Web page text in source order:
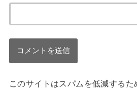
このサイトはスパムを低減する